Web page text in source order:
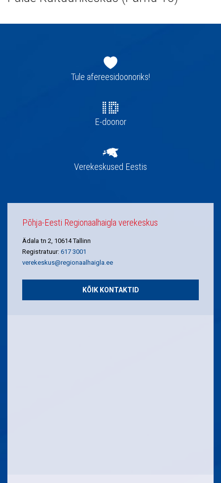
navigatsioonTule afereesidoonoriks!
E-doonor
Verekeskused Eestis
Põhja-Eesti Regionaalhaigla verekeskus
Ädala tn 2, 10614 Tallinn
Registratuur: 617 3001
verekeskus@regionaalhaigla.ee
KÕIK KONTAKTID